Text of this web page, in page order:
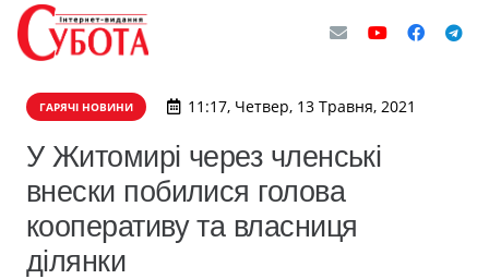
ГАРЯЧІ НОВИНИ 11:17, Четвер, 13 Травня, 2021
У Житомирі через членські
внески побилися голова
кооперативу та власниця
ділянки